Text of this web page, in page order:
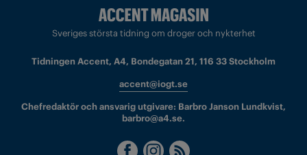
Sveriges största tidning om droger och nykterhet
Tidningen Accent, A4, Bondegatan 21, 116 33 Stockholm
accent@iogt.se
Chefredaktör och ansvarig utgivare: Barbro Janson Lundkvist,
barbro@a4.se.